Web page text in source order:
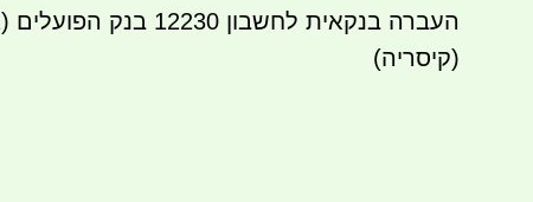
העברה בנקאית לחשבון 12230
(קיסריה)